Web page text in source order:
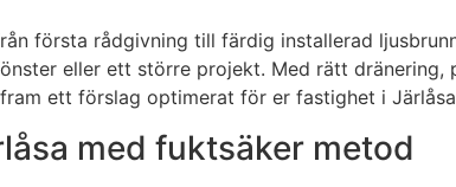
första rådgivning till färdig installerad
eller ett större projekt. Med rätt
ett förslag optimerat för er fastighet i
med fuktsäker metod